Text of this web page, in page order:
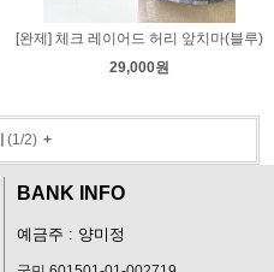
[완제] 체크 레이어드 허리 앞치마(블루)
29,000원
(1/2)+
BANK INFO
예금주 : 양미정